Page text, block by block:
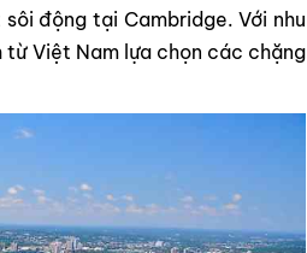
động tại Cambridge. Với nhu
Việt Nam lựa chọn các chặng